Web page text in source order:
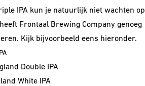
IPA kun je natuurlijk niet wachten op
Frontaal Brewing Company genoeg
Kijk bijvoorbeeld eens hieronder.
Double IPA
White IPA